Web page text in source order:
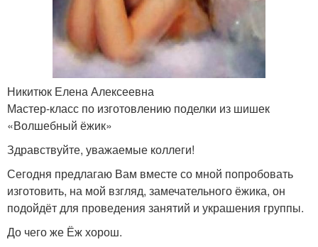
Никитюк Елена Алексеевна
Мастер-класс по изготовлению поделки из шишек
«Волшебный ёжик»
Здравствуйте, уважаемые коллеги!
Сегодня предлагаю Вам вместе со мной попробовать
изготовить, на мой взгляд, замечательного ёжика, он
подойдёт для проведения занятий и украшения группы.
До чего же Ёж хорош.